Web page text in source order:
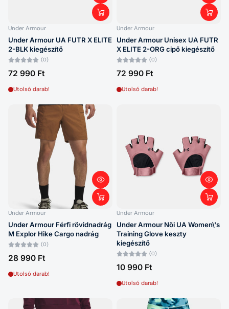
Under Armour
Under Armour UA FUTR X ELITE
2-BLK kiegészítő
(0)
72 990 Ft
Utolsó darab!
Under Armour
Under Armour Unisex UA FUTR
X ELITE 2-ORG cipő kiegészítő
(0)
72 990 Ft
Utolsó darab!
Under Armour
Under Armour Férfi rövidnadrág
M Explor Hike Cargo nadrág
(0)
28 990 Ft
Utolsó darab!
Under Armour
Under Armour Nõi UA Women\'s
Training Glove keszty
kiegészítő
(0)
10 990 Ft
Utolsó darab!